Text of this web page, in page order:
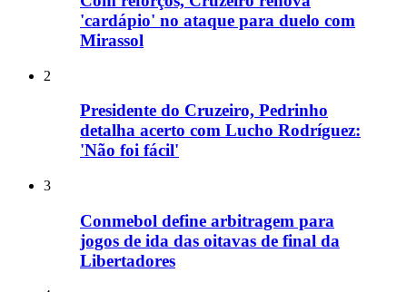
'cardápio' no ataque para duelo com
Mirassol
2
Presidente do Cruzeiro, Pedrinho
detalha acerto com Lucho Rodríguez:
'Não foi fácil'
3
Conmebol define arbitragem para
jogos de ida das oitavas de final da
Libertadores